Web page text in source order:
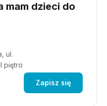
mam dzieci do
ul.
piętro
Zapisz się